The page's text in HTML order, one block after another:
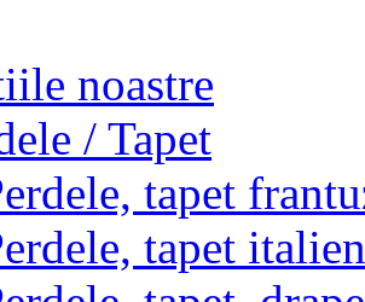
noastre
/ Tapet
tapet
tapet